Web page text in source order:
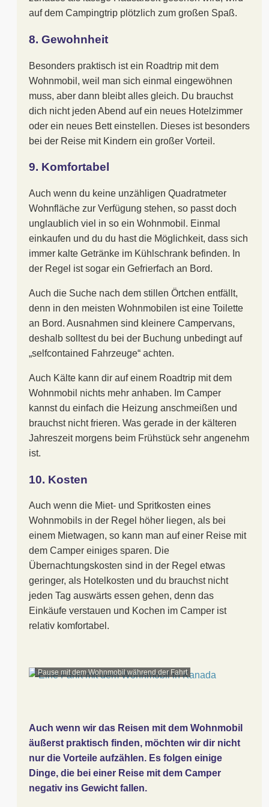
auf dem Campingtrip plötzlich zum großen Spaß.
8. Gewohnheit
Besonders praktisch ist ein Roadtrip mit dem
Wohnmobil, weil man sich einmal eingewöhnen
muss, aber dann bleibt alles gleich. Du brauchst
dich nicht jeden Abend auf ein neues Hotelzimmer
oder ein neues Bett einstellen. Dieses ist besonders
bei der Reise mit Kindern ein großer Vorteil.
9. Komfortabel
Auch wenn du keine unzähligen Quadratmeter
Wohnfläche zur Verfügung stehen, so passt doch
unglaublich viel in so ein Wohnmobil. Einmal
einkaufen und du du hast die Möglichkeit, dass sich
immer kalte Getränke im Kühlschrank befinden. In
der Regel ist sogar ein Gefrierfach an Bord.
Auch die Suche nach dem stillen Örtchen entfällt,
denn in den meisten Wohnmobilen ist eine Toilette
an Bord. Ausnahmen sind kleinere Campervans,
deshalb solltest du bei der Buchung unbedingt auf
„selfcontained Fahrzeuge“ achten.
Auch Kälte kann dir auf einem Roadtrip mit dem
Wohnmobil nichts mehr anhaben. Im Camper
kannst du einfach die Heizung anschmeißen und
brauchst nicht frieren. Was gerade in der kälteren
Jahreszeit morgens beim Frühstück sehr angenehm
ist.
10. Kosten
Auch wenn die Miet- und Spritkosten eines
Wohnmobils in der Regel höher liegen, als bei
einem Mietwagen, so kann man auf einer Reise mit
dem Camper einiges sparen. Die
Übernachtungskosten sind in der Regel etwas
geringer, als Hotelkosten und du brauchst nicht
jeden Tag auswärts essen gehen, denn das
Einkäufe verstauen und Kochen im Camper ist
relativ komfortabel.
Pause mit dem Wohnmobil während der Fahrt
Auch wenn wir das Reisen mit dem Wohnmobil
äußerst praktisch finden, möchten wir dir nicht
nur die Vorteile aufzählen. Es folgen einige
Dinge, die bei einer Reise mit dem Camper
negativ ins Gewicht fallen.